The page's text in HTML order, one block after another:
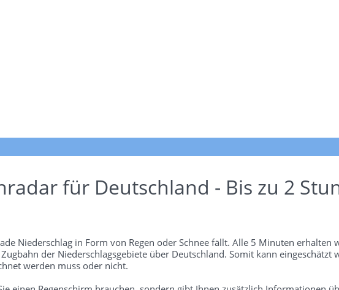
für Deutschland - Bis zu 2
Niederschlag in Form von Regen oder Schnee fällt. Alle 5 Minuten erhalten
der Niederschlagsgebiete über Deutschland. Somit kann eingeschätzt
werden muss oder nicht.